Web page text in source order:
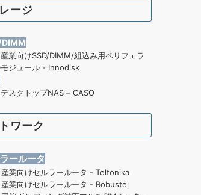
ージ
DIMM
産業向けSSD/DIMM/組込み用ペリフェラ
モジュール - Innodisk
デスクトップNAS – CASO
ワーク
ールータ
産業向けセルラールータ - Teltonika
産業向けセルラールータ - Robustel